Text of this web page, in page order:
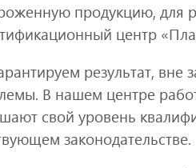
продукцию, для
центр
результат, вне
В нашем центре
свой уровень
законодательстве.